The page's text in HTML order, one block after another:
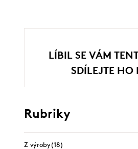
LÍBIL SE VÁM
SDÍLEJTE HO
Rubriky
Z výroby(18)